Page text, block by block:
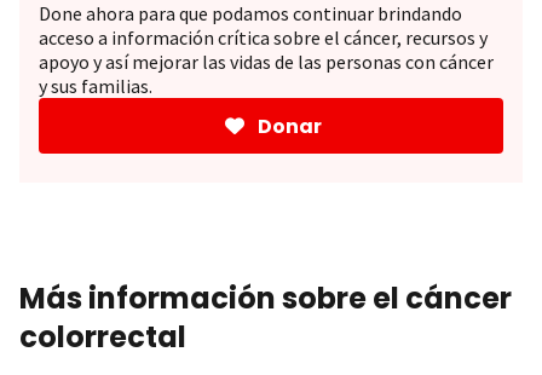
Done ahora para que podamos continuar brindando
acceso a información crítica sobre el cáncer, recursos y
apoyo y así mejorar las vidas de las personas con cáncer
y sus familias.
Donar
Más información sobre el cáncer
colorrectal